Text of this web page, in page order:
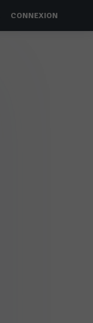
CONNEXION